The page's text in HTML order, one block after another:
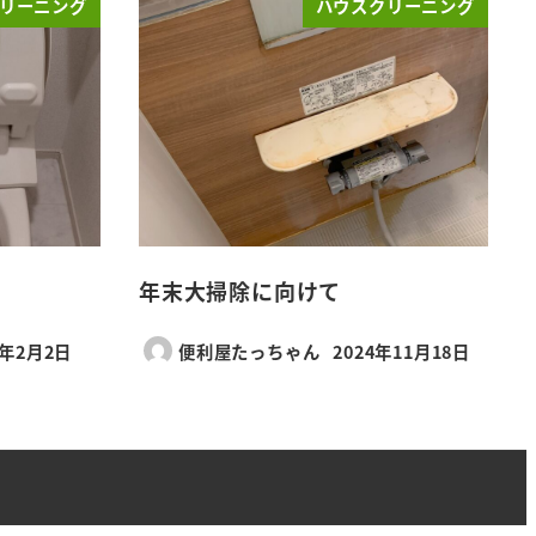
ーニング
2月2日
ハウスクリーニング
年末大掃除に向けて
便利屋たっちゃん 2024年11月18日